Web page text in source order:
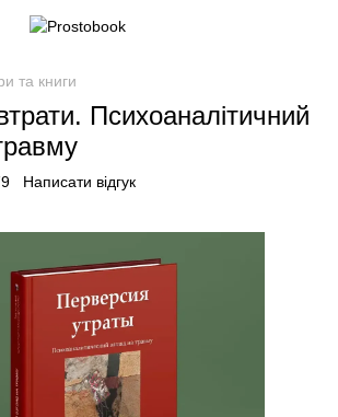
та книги
Психоаналітичний
Написати відгук